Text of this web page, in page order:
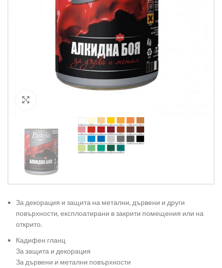
За декорация и защита на метални, дървени и други
повърхности, експлоатирани в закрити помещения или на
открито.
Кадифен гланц
За защита и декорация
За дървени и метални повърхности